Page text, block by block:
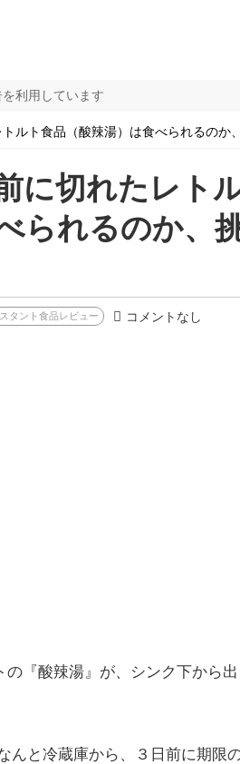
利用しています
ルト食品（酸辣湯）は食べられるのか
に切れたレト
られるのか、
タント食品レビュー コメントなし
『酸辣湯』が、シンク下から出
んと冷蔵庫から、３日前に期限